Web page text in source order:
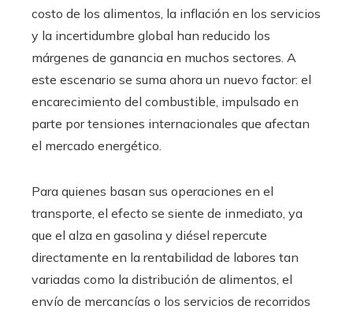
costo de los alimentos, la inflación en los servicios
y la incertidumbre global han reducido los
márgenes de ganancia en muchos sectores. A
este escenario se suma ahora un nuevo factor: el
encarecimiento del combustible, impulsado en
parte por tensiones internacionales que afectan
el mercado energético.
Para quienes basan sus operaciones en el
transporte, el efecto se siente de inmediato, ya
que el alza en gasolina y diésel repercute
directamente en la rentabilidad de labores tan
variadas como la distribución de alimentos, el
envío de mercancías o los servicios de recorridos